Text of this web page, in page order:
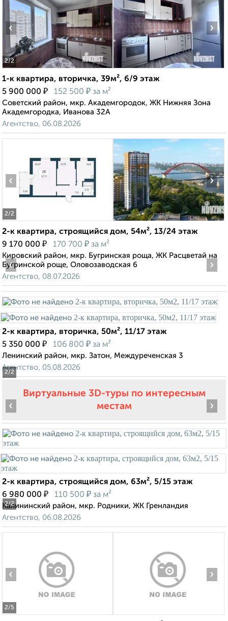
2/2
‹ ›
1-к квартира, вторичка, 39м², 6/9 этаж
5 900 000 ₽ 152 500 ₽ за м²
Советский район, мкр. Академгородок, ЖК Нижняя Зона
Академгородка, Иванова 32А
Агентство, 06.08.2026
2/2
‹ ›
2-к квартира, строящийся дом, 54м², 13/24 этаж
9 170 000 ₽ 170 700 ₽ за м²
Кировский район, мкр. Бугринская роща, ЖК Расцветай на
Бугринской роще, Оловозаводская 6
Агентство, 08.07.2026
2/2
‹ ›
2-к квартира, вторичка, 50м², 11/17 этаж
5 350 000 ₽ 106 800 ₽ за м²
Ленинский район, мкр. Затон, Междуреченская 3
Агентство, 05.08.2026
Виртуальные 3D-туры по интересным
местам
2/2
‹ ›
2-к квартира, строящийся дом, 63м², 5/15 этаж
6 980 000 ₽ 110 500 ₽ за м²
Калининский район, мкр. Родники, ЖК Гренландия
Агентство, 06.08.2026
2/5
‹ ›